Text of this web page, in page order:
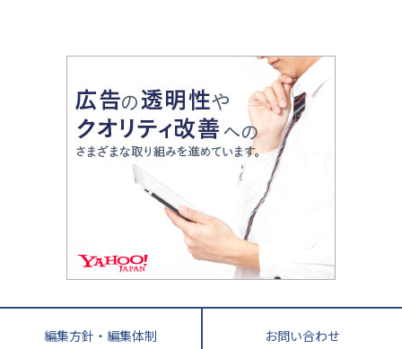
大阪府
兵庫県 京都府 奈良県
和歌山県
鳥取県
島根県 岡山県 広島県
香川県
高知県
長崎県 熊本県
鹿児島県 沖縄県
教育全般
大学受験塾の選び方
中学受験に熱心な市区町村ランキング
小学校受験
家庭教師
運動と遊びを考える
情報Ⅰ、数学が苦手な人注目！最短距離の学力
アップ法
悩み多き「大学受験」相談室
英語・英会話・英検対策
小学校教師が解説！中学受験のリアル
教育ジャーナリストが徹底解説！ 大学受験の羅
大学入試改革
ママテクエグザム
進化する中高一貫校・高校
編集方針・編集体制 お問い合わせ